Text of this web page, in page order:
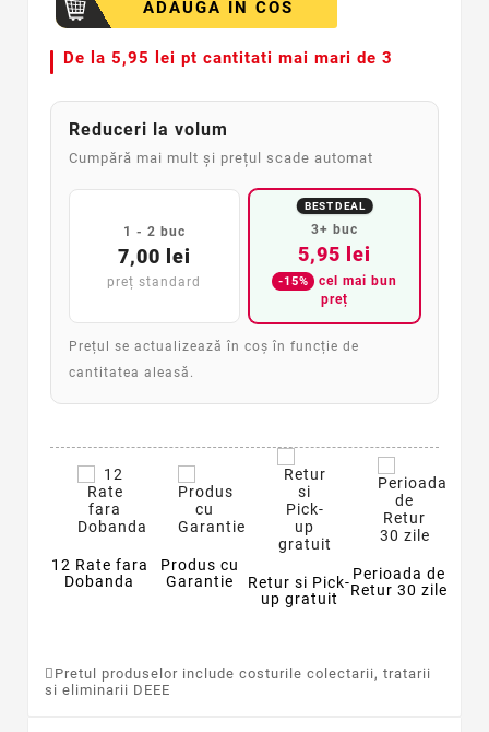
ADAUGA IN COS
De la 5,95 lei pt cantitati mai mari de 3
Reduceri la volum
Cumpără mai mult și prețul scade automat
1 - 2 buc
7,00 lei
preț standard
BEST DEAL
3+ buc
5,95 lei
-15%
cel mai bun
preț
Prețul se actualizează în coș în funcție de
cantitatea aleasă.
12 Rate fara
Dobanda
Produs cu
Garantie
Retur si Pick-
up gratuit
Perioada de
Retur 30 zile
Pretul produselor include costurile colectarii, tratarii
si eliminarii DEEE